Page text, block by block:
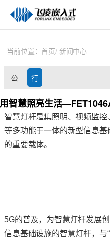
技术与支持
在线文档
方案定制
新闻中心
当前位置： 首页 新闻中心
公
司
动
态
行
业
资
讯
用智慧照亮生活
智慧灯杆是集照明、视频监控
等多功能于一体的新型信息基
的重要载体。
5G的普及，为智慧灯杆发展
信息基础设施的智慧灯杆，与“